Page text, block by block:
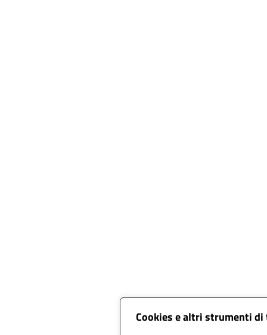
Cookies e altri strumenti